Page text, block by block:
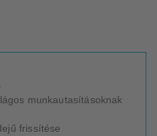
munkautasításoknak
frissítése